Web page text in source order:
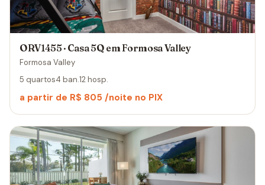
ORV1455 · Casa 5Q em Formosa Valley
Formosa Valley
5 quartos4 ban.12 hosp.
a partir de R$ 805 /noite no PIX